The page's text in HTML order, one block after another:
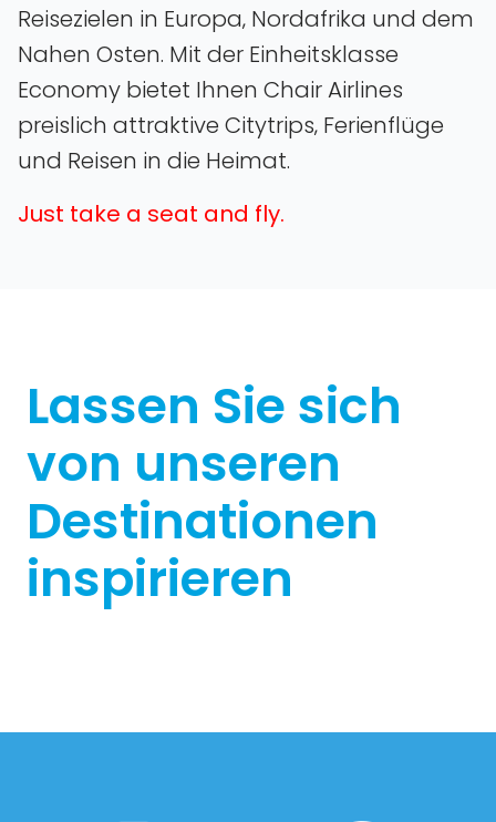
Reisezielen in Europa‚ Nordafrika und dem
Nahen Osten. Mit der Einheitsklasse
Economy bietet Ihnen Chair Airlines
preislich attraktive Citytrips‚ Ferienflüge
und Reisen in die Heimat.
Just take a seat and fly.
Lassen Sie sich
von unseren
Destinationen
inspirieren